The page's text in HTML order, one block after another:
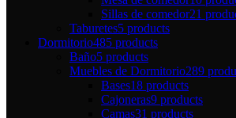
Sillas de comedor21
Taburetes5 products
Dormitorio485 products
Baño5 products
Muebles de Dormitorio289
Bases18 products
Cajoneras9 products
Camas31 products